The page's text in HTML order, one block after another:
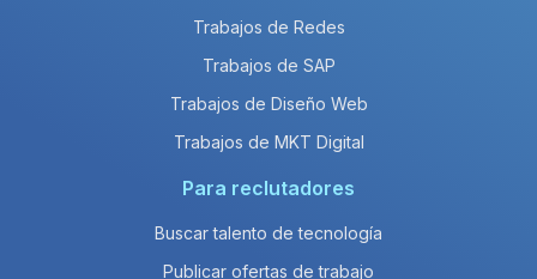
Trabajos de Redes
Trabajos de SAP
Trabajos de Diseño Web
Trabajos de MKT Digital
Para reclutadores
Buscar talento de tecnología
Publicar ofertas de trabajo